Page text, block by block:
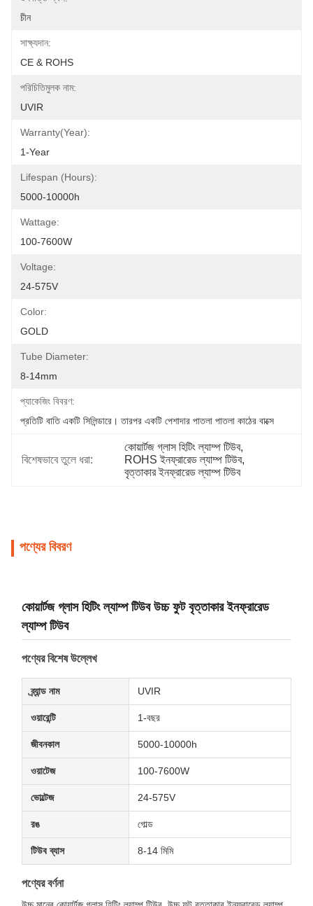
চীন
সাক্ষ্যদান:
CE & ROHS
পরিচিতিমুলক নাম:
UVIR
Warranty(Year):
1-Year
Lifespan (hours):
5000-10000h
Wattage:
100-7600W
Voltage:
24-575V
Color:
GOLD
Tube Diameter:
8-14mm
প্যাকেজিং বিবরণ:
প্রতিটি বাতি একটি সিলিন্ডারে। তারপর একটি পেশাদার পাতলা পাতলা কাঠের বাক্সে
বিশেষভাবে তুলে ধরা:
কোয়ার্টজ গ্লাস হিটিং ল্যাম্প টিউব,
ROHS ইনফ্রারেড ল্যাম্প টিউব,
বৃত্তাকার ইনফ্রারেড ল্যাম্প টিউব
পণ্যের বিবরণ
কোয়ার্টজ গ্লাস হিটিং ল্যাম্প টিউব উচ্চ ফুট বৃত্তাকার ইনফ্রারেড
ল্যাম্প টিউব
পণ্যের বিশেষ উল্লেখ
ব্র্যান্ড নাম UVIR
ওয়ারেন্টি 1-বছর
জীবনকাল 5000-10000h
ওয়াটেজ 100-7600W
ভোল্টেজ 24-575V
রঙ গোল্ড
টিউব ব্যাস 8-14 মিমি
পণ্যের বর্ণনা